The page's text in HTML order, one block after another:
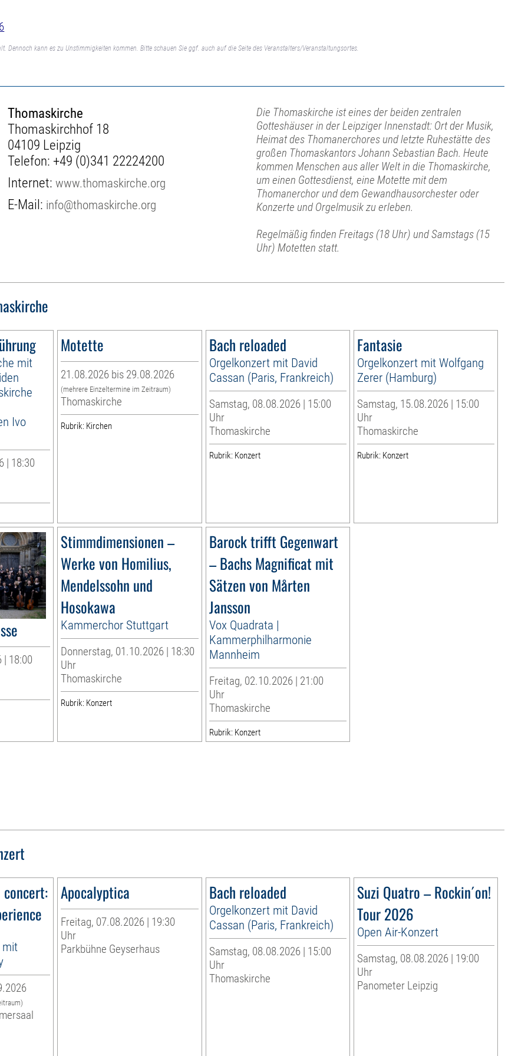
kann es zu Unstimmigkeiten kommen. Bitte schauen Sie ggf. auch auf die Seite des Veranstalters/Veranstaltungsortes.
Thomaskirche
Thomaskirchhof 18
04109 Leipzig
Telefon: +49 (0)341 22224200
Internet:www.thomaskirche.org
E-Mail: info@thomaskirche.org
Die Thomaskirche ist eines der beiden zentralen
Gotteshäuser in der Leipziger Innenstadt: Ort der Musik,
Heimat des Thomanerchores und letzte Ruhestätte des
großen Thomaskantors Johann Sebastian Bach. Heute
kommen Menschen aus aller Welt in die Thomaskirche,
um einen Gottesdienst, eine Motette mit dem
Thomanerchor und dem Gewandhausorchester oder
Konzerte und Orgelmusik zu erleben.
Regelmäßig finden Freitags (18 Uhr) und Samstags (15
Uhr) Motetten statt.
mit
Ivo
| 18:30
Motette
21.08.2026 bis 29.08.2026
(mehrere Einzeltermine im Zeitraum)
Thomaskirche
Rubrik: Kirchen
Bach reloaded
Orgelkonzert mit David
Cassan (Paris, Frankreich)
Samstag, 08.08.2026 | 15:00
Uhr
Thomaskirche
Rubrik: Konzert
Fantasie
Orgelkonzert mit Wolfgang
Zerer (Hamburg)
Samstag, 15.08.2026 | 15:00
Uhr
Thomaskirche
Rubrik: Konzert
| 18:00
Stimmdimensionen –
Werke von Homilius,
Mendelssohn und
Hosokawa
Kammerchor Stuttgart
Donnerstag, 01.10.2026 | 18:30
Uhr
Thomaskirche
Rubrik: Konzert
Barock trifft Gegenwart
– Bachs Magnificat mit
Sätzen von Mårten
Jansson
Vox Quadrata |
Kammerphilharmonie
Mannheim
Freitag, 02.10.2026 | 21:00
Uhr
Thomaskirche
Rubrik: Konzert
concert:
mit
Apocalyptica
Freitag, 07.08.2026 | 19:30
Uhr
Parkbühne Geyserhaus
Bach reloaded
Orgelkonzert mit David
Cassan (Paris, Frankreich)
Samstag, 08.08.2026 | 15:00
Uhr
Thomaskirche
Suzi Quatro – Rockin´on!
Tour 2026
Open Air-Konzert
Samstag, 08.08.2026 | 19:00
Uhr
Panometer Leipzig